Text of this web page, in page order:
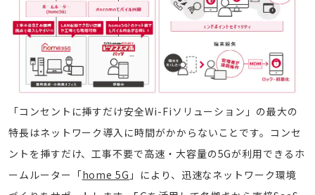
「コンセントに挿すだけ安全Wi-Fiソリューション」の最大の
特長はネットワーク導入に時間がかからないことです。コンセ
ントを挿すだけ、工事不要で高速・大容量の5Gが利用できるホ
ームルーター「home 5G 」により、迅速なネットワーク環境